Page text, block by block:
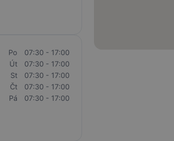
Po
07:30 - 17:00
Út
07:30 - 17:00
St
07:30 - 17:00
Čt
07:30 - 17:00
Pá
07:30 - 17:00